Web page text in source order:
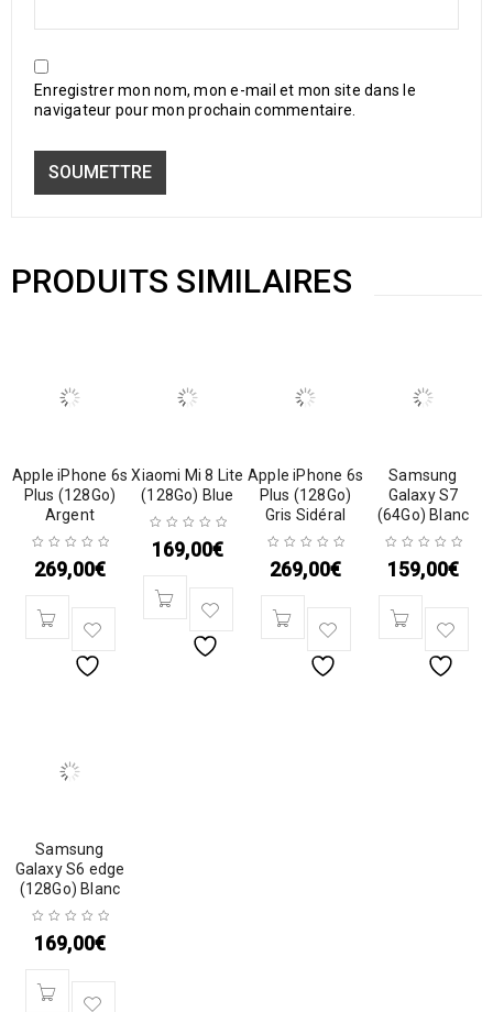
Enregistrer mon nom, mon e-mail et mon site dans le
navigateur pour mon prochain commentaire.
PRODUITS SIMILAIRES
Apple iPhone 6s
Plus (128Go)
Argent
269,00€
Xiaomi Mi 8 Lite
(128Go) Blue
169,00€
Apple iPhone 6s
Plus (128Go)
Gris Sidéral
269,00€
Samsung
Galaxy S7
(64Go) Blanc
159,00€
Samsung
Galaxy S6 edge
(128Go) Blanc
169,00€